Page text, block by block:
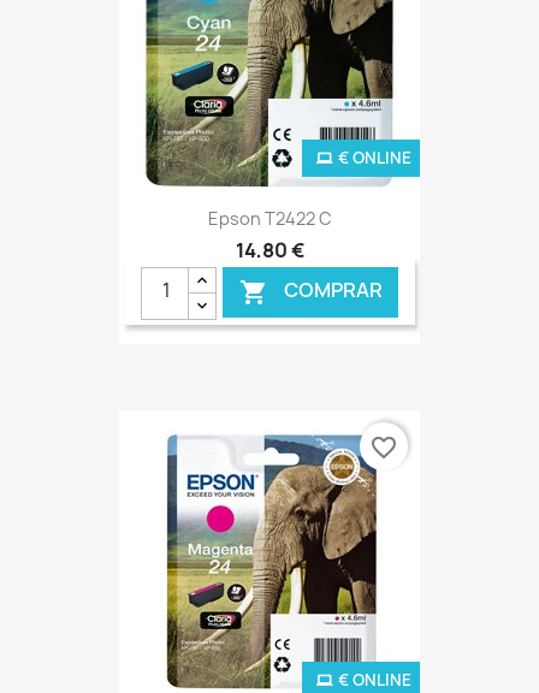
Epson T2422 C
14,80 €
 COMPRAR
€ ONLINE
€ ONLINE
favorite_border